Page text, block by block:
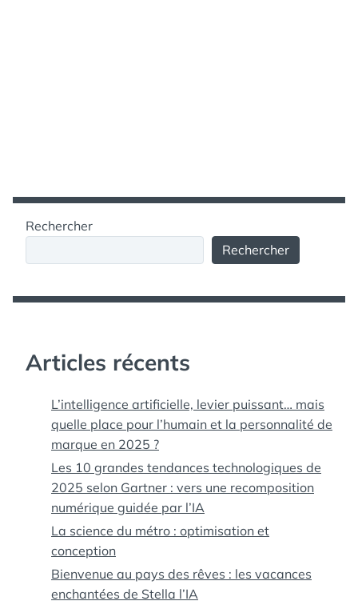
Rechercher
Rechercher
Articles récents
L’intelligence artificielle, levier puissant… mais
quelle place pour l’humain et la personnalité de
marque en 2025 ?
Les 10 grandes tendances technologiques de
2025 selon Gartner : vers une recomposition
numérique guidée par l’IA
La science du métro : optimisation et
conception
Bienvenue au pays des rêves : les vacances
enchantées de Stella l’IA